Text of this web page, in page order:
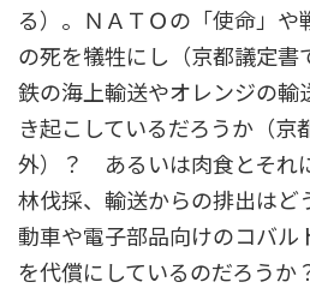
る）。ＮＡＴＯの「使命」や
の死を犠牲にし（京都議定書
鉄の海上輸送やオレンジの輸
き起こしているだろうか（京
外）？ あるいは肉食とそれ
林伐採、輸送からの排出は
動車や電子部品向けのコバル
を代償にしているのだろうか